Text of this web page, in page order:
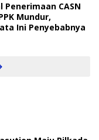
Penerimaan CASN
Mundur,
Ini Penyebabnya